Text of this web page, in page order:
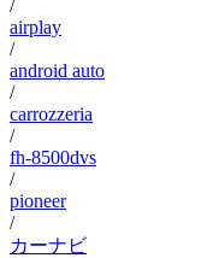
/
airplay
/
android auto
/
carrozzeria
/
fh-8500dvs
/
pioneer
/
カーナビ